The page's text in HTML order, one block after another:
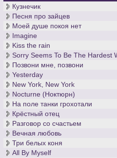
Кузнечик
Песня про зайцев
Моей душе покоя нет
Imagine
Kiss the rain
Sorry Seems To Be The Hardest
Позвони мне, позвони
Yesterday
New York, New York
Nocturne (Ноктюрн)
На поле танки грохотали
Крёстный отец
Разговор со счастьем
Вечная любовь
Три белых коня
All By Myself